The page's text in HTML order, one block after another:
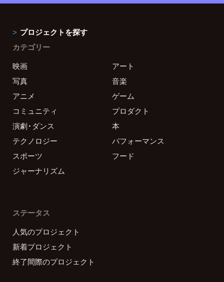
プロジェクトを探す
カテゴリー
映画
アート
写真
音楽
アニメ
ゲーム
コミュニティ
プロダクト
演劇・ダンス
本
テクノロジー
パフォーマンス
スポーツ
フード
ジャーナリズム
ステータス
人気のプロジェクト
新着プロジェクト
終了間際のプロジェクト